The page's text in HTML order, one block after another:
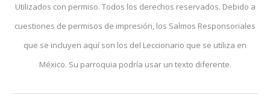
Utilizados con permiso. Todos los derechos reservados. Debido a
cuestiones de permisos de impresión, los Salmos Responsoriales
que se incluyen aquí son los del Leccionario que se utiliza en
México. Su parroquia podría usar un texto diferente.